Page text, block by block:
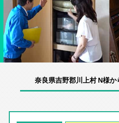
奈良県吉野郡川上村 N様か